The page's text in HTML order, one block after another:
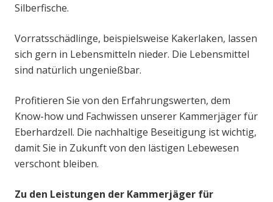
Silberfische.
Vorratsschädlinge, beispielsweise Kakerlaken, lassen
sich gern in Lebensmitteln nieder. Die Lebensmittel
sind natürlich ungenießbar.
Profitieren Sie von den Erfahrungswerten, dem
Know-how und Fachwissen unserer Kammerjäger für
Eberhardzell. Die nachhaltige Beseitigung ist wichtig,
damit Sie in Zukunft von den lästigen Lebewesen
verschont bleiben.
Zu den Leistungen der Kammerjäger für